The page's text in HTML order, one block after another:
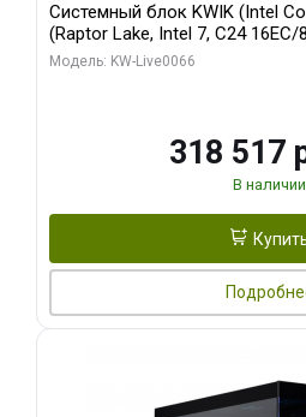
Системный блок KWIK (Intel
(Raptor Lake, Intel 7, C24
модуля)/ Gigabyte RTX5080
Модель: KW-Live0066
318 517
В наличии